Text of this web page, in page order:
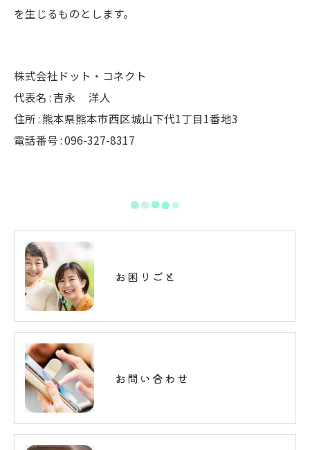
を生じるものとします。
株式会社ドット・コネクト
代表名 : 吉永 洋人
住所 : 熊本県熊本市西区城山下代1丁目1番地3
電話番号 : 096-327-8317
お困りごと
お問い合わせ